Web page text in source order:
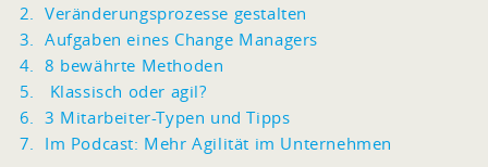
Veränderungsprozesse gestalten
Aufgaben eines Change Managers
8 bewährte Methoden
Klassisch oder agil?
3 Mitarbeiter-Typen und Tipps
Im Podcast: Mehr Agilität im Unternehmen